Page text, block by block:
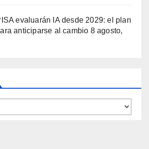
evaluarán IA desde 2029: el plan
anticiparse al cambio 8 agosto,